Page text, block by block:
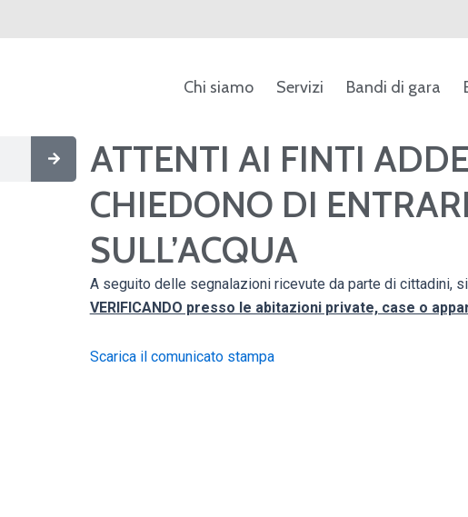
Chi siamo Servizi Bandi di gara
Cerca ATTENTI AI FINTI
CHIEDONO DI
SULL’ACQUA
A seguito delle segnalazioni ricevute da parte di cittadini,
VERIFICANDO presso le abitazioni private, case o
Scarica il comunicato stampa